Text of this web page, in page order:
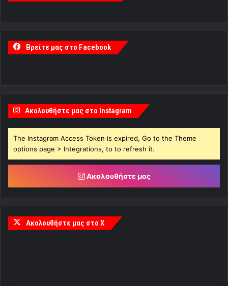
Βρείτε μας στο Facebook
Ακολουθήστε μας στο Instagram
The Instagram Access Token is expired, Go to the Theme
options page > Integrations, to to refresh it.
Ακολουθήστε μας
Ακολουθήστε μας στο X